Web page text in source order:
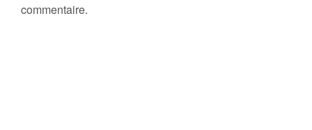
commentaire.